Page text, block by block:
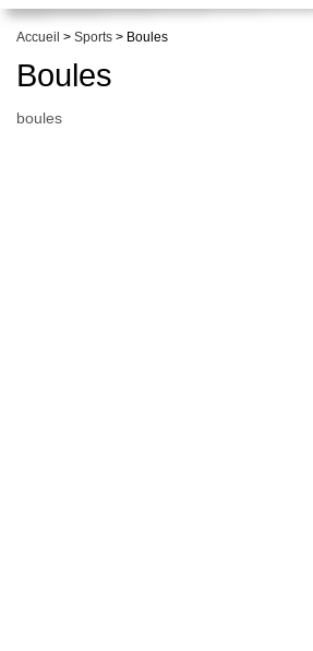
Accueil > Sports > Boules
Boules
boules